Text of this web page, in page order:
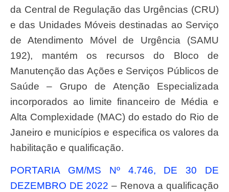
da Central de Regulação das Urgências (CRU)
e das Unidades Móveis destinadas ao Serviço
de Atendimento Móvel de Urgência (SAMU
192), mantém os recursos do Bloco de
Manutenção das Ações e Serviços Públicos de
Saúde – Grupo de Atenção Especializada
incorporados ao limite financeiro de Média e
Alta Complexidade (MAC) do estado do Rio de
Janeiro e municípios e especifica os valores da
habilitação e qualificação.
PORTARIA GM/MS Nº 4.746, DE 30 DE
DEZEMBRO DE 2022 – Renova a qualificação